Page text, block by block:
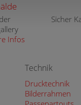
Infos
Sicher
Technik
Drucktechnik
Bilderrahmen